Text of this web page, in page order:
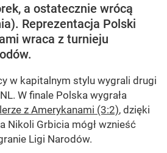
a ostatecznie wrócą
Reprezentacja Polski
wraca z turnieju
w kapitalnym stylu wygrali drugi
W finale Polska wygrała
z Amerykanami (3:2), dzięki
Nikoli Grbicia mógł wznieść
Ligi Narodów.